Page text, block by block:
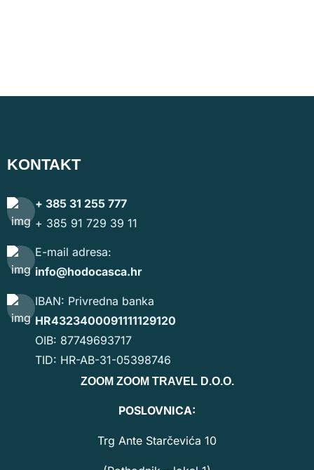
KONTAKT
+ 385 31 255 777
+ 385 91 729 39 11
E-mail adresa:
info@hodocasca.hr
IBAN: Privredna banka
HR4323400091111129120
OIB: 87749693717
TID: HR-AB-31-05398746
ZOOM ZOOM TRAVEL D.O.O.
POSLOVNICA:
Trg Ante Starčevića 10